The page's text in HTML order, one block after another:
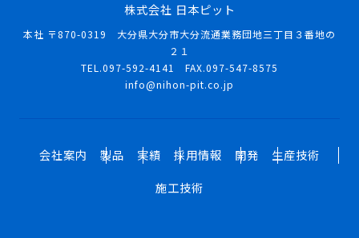
株式会社 日本ピット
本社 〒870-0319 大分県大分市大分流通業務団地三丁目３番地の
２１
TEL.097-592-4141 FAX.097-547-8575
info@nihon-pit.co.jp
会社案内 製品 実績 採用情報 開発
生産技術
施工技術